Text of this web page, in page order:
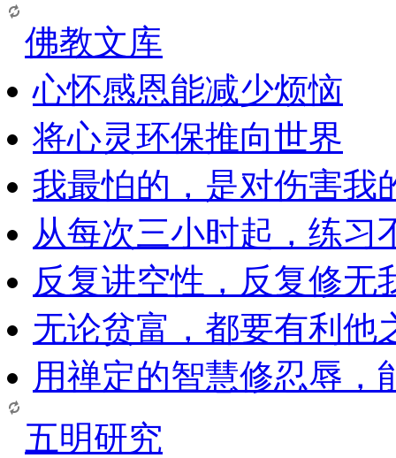
佛教文库
心怀感恩能减少烦恼
将心灵环保推向世界
我最怕的，是对伤害我
从每次三小时起，练习
反复讲空性，反复修无
无论贫富，都要有利他
用禅定的智慧修忍辱，
五明研究